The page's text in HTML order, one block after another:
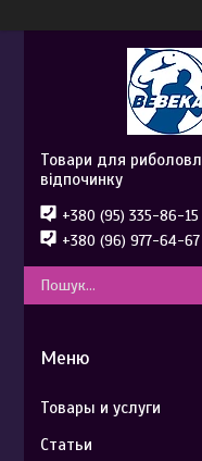
Товари для
відпочинку
+380 (95) 335-86-15
+380 (96) 977-64-67
Товары и услуги
Статьи